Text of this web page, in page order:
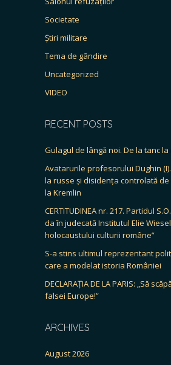
Societate
Știri militare
Tema de gândire
Uncategorized
VIDEO
RECENT POSTS
Gulagul de lângă noi. De la tanc
Avatarurile profesorului Dughin
la russe și disidența controlată
la Kremlin
CERTITUDINEA nr. 217. Partidul
da în judecată Institutul Elie
holocaustului culturii române”
S-a stins ultimul reprezentant
care a modelat istoria României
DECLARAȚIA DE LA PARIS: „Să
falsei Europe!”
ARCHIVES
August 2026